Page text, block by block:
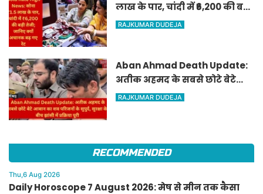
लाख के पार, चांदी में ₹6,200 की बड़ी
तेजी; जानिए क्यों अचानक बढ़ गए
RAJKUMAR DUDEJA
Aban Ahmad Death Update:
अतीक अहमद के सबसे छोटे बेटे
आबान का शव परिजनों के सुपुर्द,
RAJKUMAR DUDEJA
RECOMMENDED
Thu,6 Aug 2026
Daily Horoscope 7 August 2026: मेष से मीन तक कैसा